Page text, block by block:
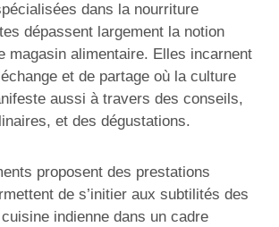
dans la nourriture
dépassent largement la notion
magasin alimentaire. Elles incarnent
et de partage où la culture
aussi à travers des conseils,
et des dégustations.
proposent des prestations
de s’initier aux subtilités des
indienne dans un cadre